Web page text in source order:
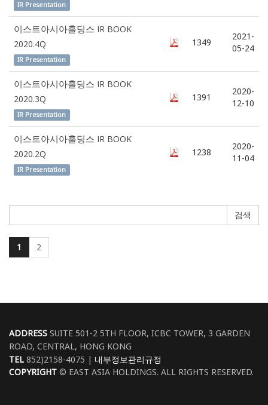
IR Presentation
이스트아시아홀딩스 IR BOOK
2020.4Q
IR Presentation
1349
2021-
05-24
이스트아시아홀딩스 IR BOOK
2020.3Q
IR Presentation
1391
2020-
12-10
이스트아시아홀딩스 IR BOOK
2020.2Q
IR Presentation
1238
2020-
11-04
검색
1 2
ADDRESS SUITE 501-2 5TH FLOOR, ICBC TOWER, 3 GARDEN
ROAD, CENTRAL, HONG KONG
TEL 852)2158-4075 | 내부정보관리규정
COPYRIGHT © EAST ASIA HOLDINGS. ALL RIGHTS RESERVED.